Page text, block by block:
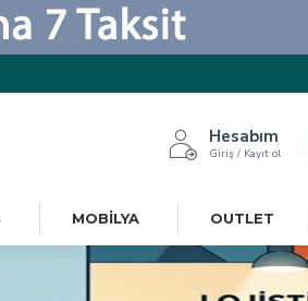
Hesabım
Giriş / Kayıt ol
MOBILYA OUTLET